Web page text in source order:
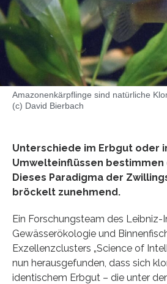
Amazonenkärpflinge sind natürliche
(c) David Bierbach
Unterschiede im Erbgut oder
Umwelteinflüssen bestimmen
Dieses Paradigma der
bröckelt zunehmend.
Ein Forschungsteam des Leibniz-
Gewässerökologie und
Exzellenzclusters „Science of
nun herausgefunden, dass sich
identischem Erbgut – die unter